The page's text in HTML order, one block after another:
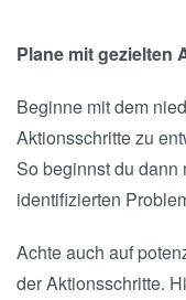
Plane mit gezielten
Beginne mit dem
Aktionsschritte zu
So beginnst du dann
identifizierten
Achte auch auf
der Aktionsschritte.